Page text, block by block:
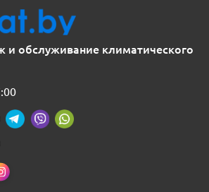
и обслуживание климатического